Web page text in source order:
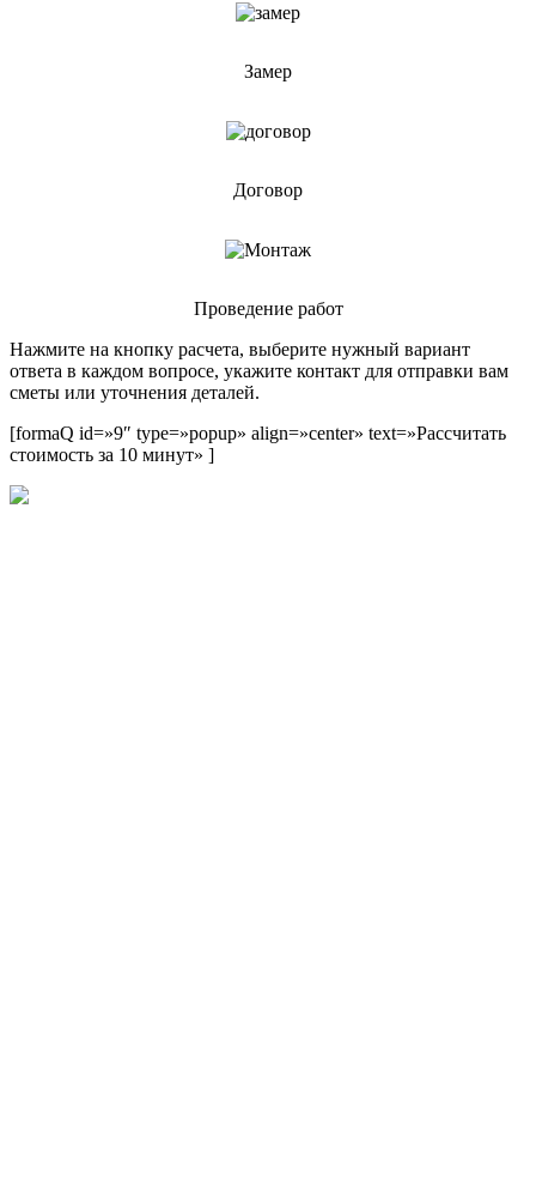
Замер
Договор
Проведение работ
Нажмите на кнопку расчета, выберите нужный вариант
ответа в каждом вопросе, укажите контакт для отправки вам
сметы или уточнения деталей.
[formaQ id=»9″ type=»popup» align=»center» text=»Рассчитать
стоимость за 10 минут» ]